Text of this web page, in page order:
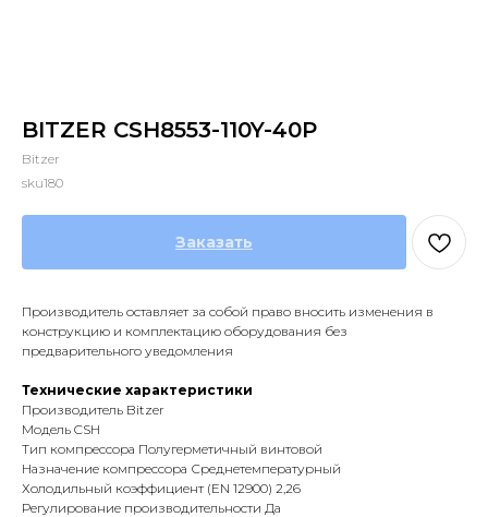
BITZER CSH8553-110Y-40P
Bitzer
sku180
Заказать
Производитель оставляет за собой право вносить изменения в
конструкцию и комплектацию оборудования без
предварительного уведомления
Технические характеристики
Производитель Bitzer
Модель CSH
Тип компрессора Полугерметичный винтовой
Назначение компрессора Среднетемпературный
Холодильный коэффициент (EN 12900) 2,26
Регулирование производительности Да